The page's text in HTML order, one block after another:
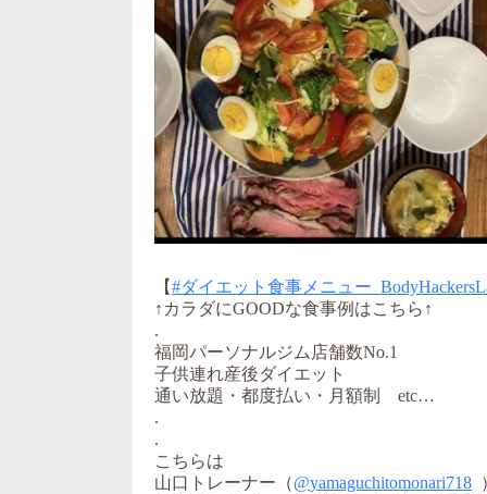
【#ダイエット食事メニュー
↑カラダにGOODな食事例はこちら↑
.
福岡パーソナルジム店舗数No.1
子供連れ産後ダイエット
通い放題・都度払い・月額制 etc…
.
.
こちらは
山口トレーナー（@yamaguchitomonari718